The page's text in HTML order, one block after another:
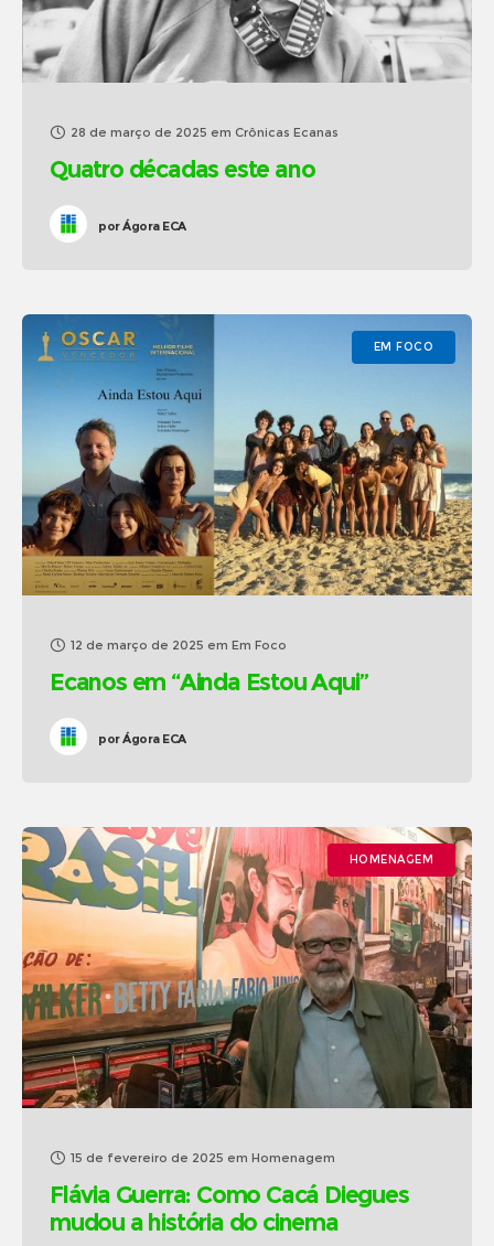
28 de março de 2025 em Crônicas Ecanas
Quatro décadas este ano
porÁgora ECA
EM FOCO
12 de março de 2025 em Em Foco
Ecanos em “Ainda Estou Aqui”
porÁgora ECA
HOMENAGEM
15 de fevereiro de 2025 em Homenagem
Flávia Guerra: Como Cacá Diegues
mudou a história do cinema